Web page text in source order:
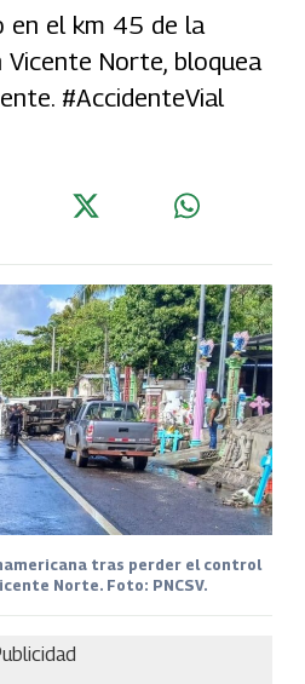
en el km 45 de la
Vicente Norte, bloquea
#AccidenteVial
tras perder el control
Norte. Foto: PNCSV.